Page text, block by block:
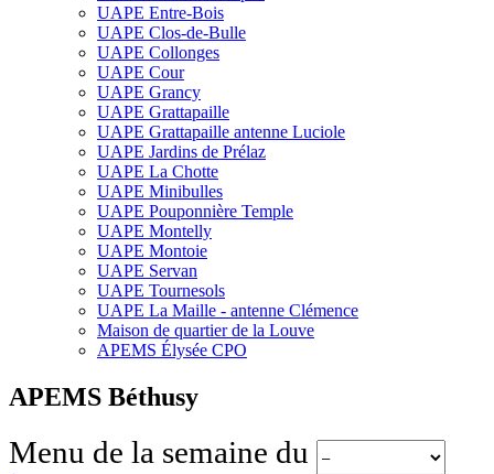
UAPE Entre-Bois
UAPE Clos-de-Bulle
UAPE Collonges
UAPE Cour
UAPE Grancy
UAPE Grattapaille
UAPE Grattapaille antenne Luciole
UAPE Jardins de Prélaz
UAPE La Chotte
UAPE Minibulles
UAPE Pouponnière Temple
UAPE Montelly
UAPE Montoie
UAPE Servan
UAPE Tournesols
UAPE La Maille - antenne Clémence
Maison de quartier de la Louve
APEMS Élysée CPO
APEMS Béthusy
Menu de la semaine du